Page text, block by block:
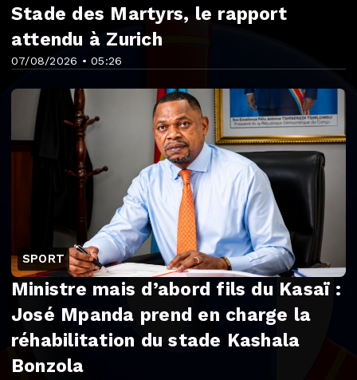
07/08/2026 • 05:26
Stade des Martyrs, le rapport
attendu à Zurich
SPORT
Ministre mais d’abord fils du Kasaï :
José Mpanda prend en charge la
réhabilitation du stade Kashala
Bonzola